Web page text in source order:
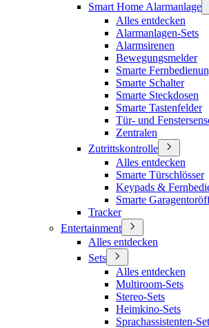
Smart Home Alarmanlage
Alles entdecken
Alarmanlagen-Sets
Alarmsirenen
Bewegungsmelder
Smarte
Smarte Schalter
Smarte Steckdosen
Smarte Tastenfelder
Tür- und
Zentralen
Zutrittskontrolle
Alles entdecken
Smarte Türschlösser
Keypads &
Smarte
Tracker
Entertainment
Alles entdecken
Sets
Alles entdecken
Multiroom-Sets
Stereo-Sets
Heimkino-Sets
Sprachassistenten-